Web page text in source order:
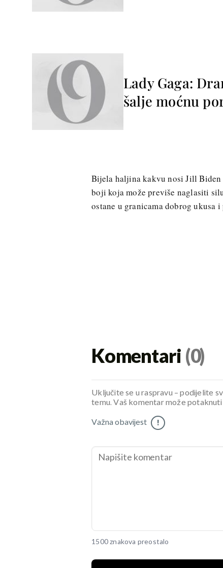
Lady Gaga:
šalje moćnu
Bijela haljina kakvu nosi Jill Biden
boji koja može previše naglasiti
ostane u granicama dobrog
Komentari (0)
Uključite se u raspravu – podijelite
temu. Vaš komentar može
Važna obavijest !
1500 znakova preostalo